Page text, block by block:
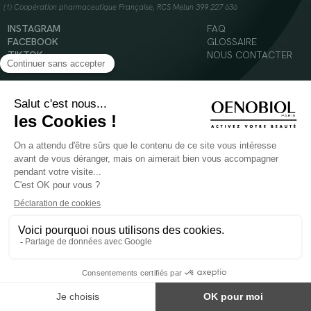
(1) Coopération pharmaceutique Française, RCS Melun 399 227 636
INSTAGRAM
FACEBOOK
TIKTOK
YOUTUBE
FAQ
GLOSSAIRE
NOUS CONTACTER
© 2024 Oenobiol Paris
Mentions légales
Politique en matière de cookies
POUR VOTRE SANTÉ, MANGEZ AU MOINS CINQ FRUITS ET LÉGUMES PAR JOUR -
Les complément alimentaires doivent être utilisés dans le cadre d'un mode de vie sain et
ne pas être utilisés comme substituts d'un régimes alimentaire varié et équilibré.